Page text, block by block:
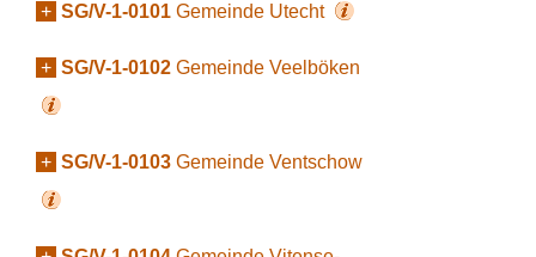
+ SG/V-1-0101 Gemeinde Utecht
+ SG/V-1-0102 Gemeinde Veelböken
+ SG/V-1-0103 Gemeinde Ventschow